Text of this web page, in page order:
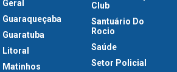
Geral
Guaraqueçaba
Guaratuba
Litoral
Matinhos
Club
Santuário Do
Rocio
Saúde
Setor Policial